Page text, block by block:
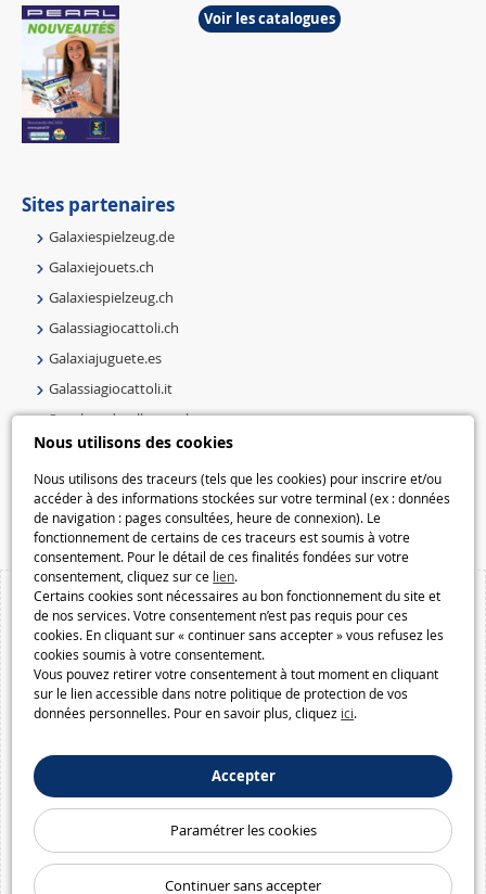
Nous utilisons des cookies
Nous utilisons des traceurs (tels que les cookies) pour inscrire et/ou
accéder à des informations stockées sur votre terminal (ex : données
de navigation : pages consultées, heure de connexion). Le
fonctionnement de certains de ces traceurs est soumis à votre
consentement. Pour le détail de ces finalités fondées sur votre
consentement, cliquez sur ce lien.
Certains cookies sont nécessaires au bon fonctionnement du site et
de nos services. Votre consentement n’est pas requis pour ces
cookies. En cliquant sur « continuer sans accepter » vous refusez les
cookies soumis à votre consentement.
Vous pouvez retirer votre consentement à tout moment en cliquant
sur le lien accessible dans notre politique de protection de vos
données personnelles. Pour en savoir plus, cliquez ici.
Accepter
Paramétrer les cookies
Continuer sans accepter
Voir les catalogues
Sites partenaires
Galaxiespielzeug.de
Galaxiejouets.ch
Galaxiespielzeug.ch
Galassiagiocattoli.ch
Galaxiajuguete.es
Galassiagiocattoli.it
Speelgoedmelkweg.nl
Galaxiespielzeug.be
Speelgoedmelkweg.be
Macway.com